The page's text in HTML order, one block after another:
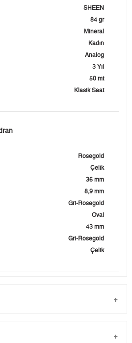
SHEEN
84 gr
Mineral
Kadın
Analog
3 Yıl
50 mt
Klasik Saat
Rosegold
Çelik
36 mm
8,9 mm
Gri-Rosegold
Oval
43 mm
Gri-Rosegold
Çelik